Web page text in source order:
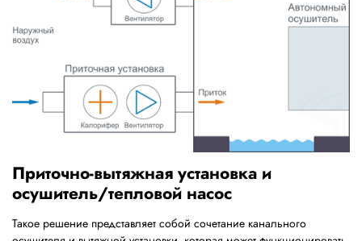
Приточно-вытяжная установка и
осушитель/тепловой насос
Такое решение представляет собой сочетание канального